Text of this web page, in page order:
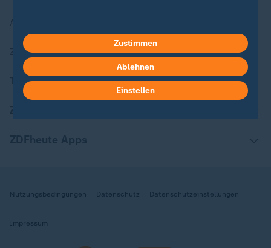
ZDFheute Stories
Themen im Überblick
Nutzungsbedingungen Datenschutz Datenschutzeinstellungen
Impressum
Zustimmen
Ablehnen
Einstellen